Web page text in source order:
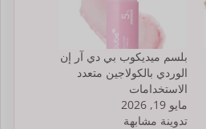
بلسم ميديكوب بي دي آر إن
الوردي بالكولاجين متعدد
الاستخدامات
مايو 19, 2026
تدوينة مشابهة